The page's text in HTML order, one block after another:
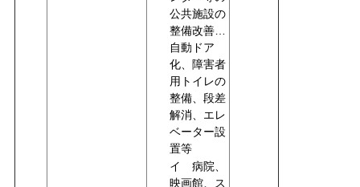
公共施設の
整備改善…
自動ドア
化、障害者
用トイレの
整備、段差
解消、エレ
ベーター設
置等
イ 病院、
映画館、ス